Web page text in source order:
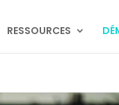
RESSOURCES